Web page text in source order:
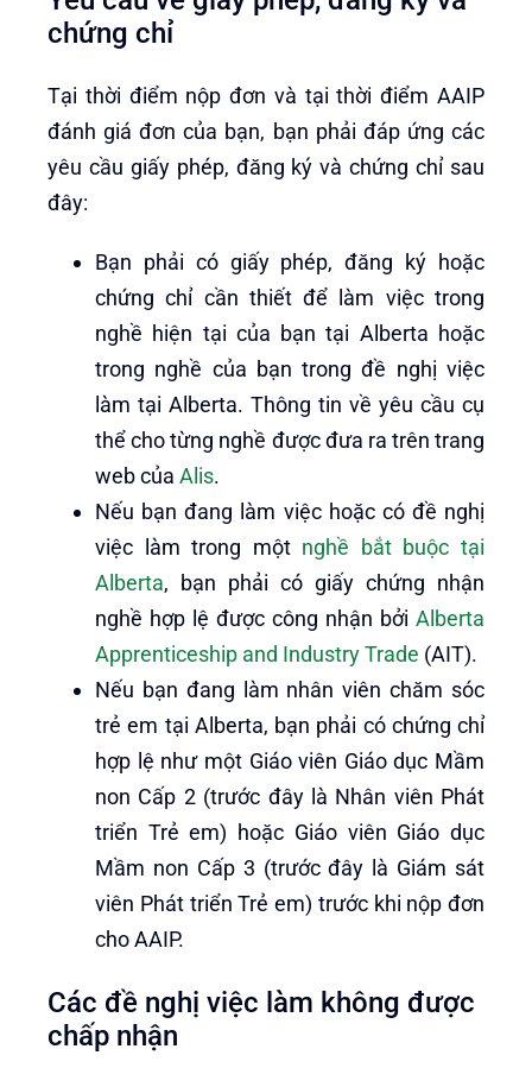
chứng chỉ
Tại thời điểm nộp đơn và tại thời điểm AAIP
đánh giá đơn của bạn, bạn phải đáp ứng các
yêu cầu giấy phép, đăng ký và chứng chỉ sau
đây:
Bạn phải có giấy phép, đăng ký hoặc
chứng chỉ cần thiết để làm việc trong
nghề hiện tại của bạn tại Alberta hoặc
trong nghề của bạn trong đề nghị việc
làm tại Alberta. Thông tin về yêu cầu cụ
thể cho từng nghề được đưa ra trên trang
web của Alis.
Nếu bạn đang làm việc hoặc có đề nghị
việc làm trong một nghề bắt buộc tại
Alberta, bạn phải có giấy chứng nhận
nghề hợp lệ được công nhận bởi Alberta
Apprenticeship and Industry Trade (AIT).
Nếu bạn đang làm nhân viên chăm sóc
trẻ em tại Alberta, bạn phải có chứng chỉ
hợp lệ như một Giáo viên Giáo dục Mầm
non Cấp 2 (trước đây là Nhân viên Phát
triển Trẻ em) hoặc Giáo viên Giáo dục
Mầm non Cấp 3 (trước đây là Giám sát
viên Phát triển Trẻ em) trước khi nộp đơn
cho AAIP.
Các đề nghị việc làm không được
chấp nhận